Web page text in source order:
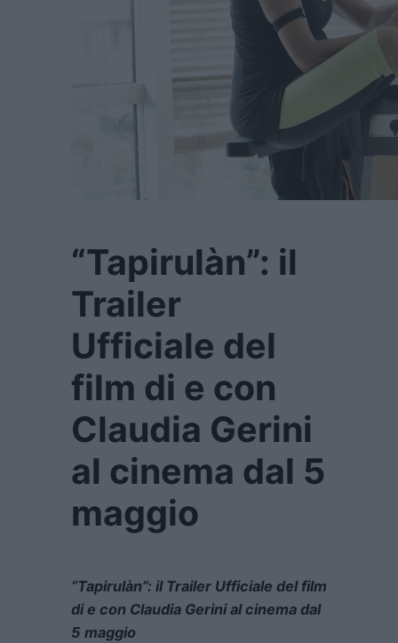
“Tapirulàn”: il
Trailer
Ufficiale del
film di e con
Claudia Gerini
al cinema dal 5
maggio
“Tapirulàn”: il Trailer Ufficiale del film
di e con Claudia Gerini al cinema dal
5 maggio